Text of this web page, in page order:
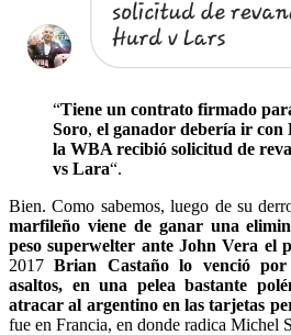
“Tiene un contrato firmado
Soro, el ganador debería ir con
la WBA recibió solicitud de
vs Lara“.
Bien. Como sabemos, luego de su
marfileño viene de ganar una
peso superwelter ante John Vera el
2017Brian Castaño lo venció
asaltos, en una pelea bastante
atracar al argentino en las tarjetas
fue en Francia, en donde radica Michel